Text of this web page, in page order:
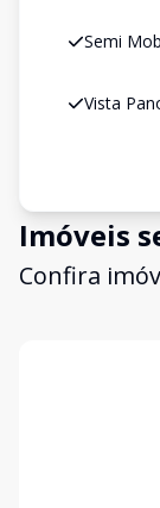
Semi
Vista
Imóveis
Confira